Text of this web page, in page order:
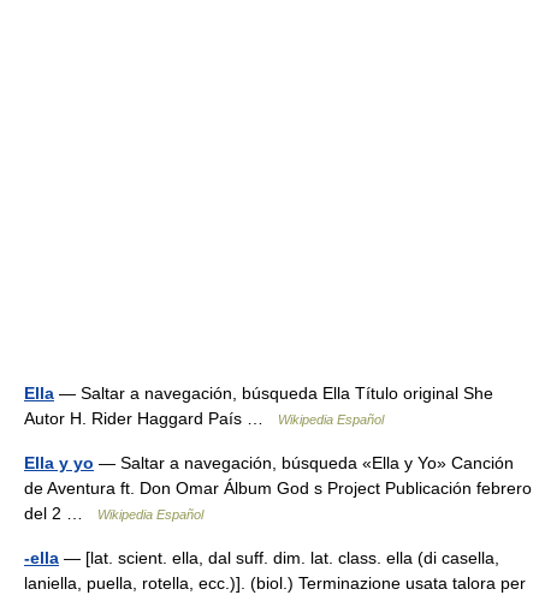
Ella — Saltar a navegación, búsqueda Ella Título original She
Autor H. Rider Haggard País …
Wikipedia Español
Ella y yo — Saltar a navegación, búsqueda «Ella y Yo» Canción
de Aventura ft. Don Omar Álbum God s Project Publicación febrero
del 2 …
Wikipedia Español
-ella — [lat. scient. ella, dal suff. dim. lat. class. ella (di casella,
laniella, puella, rotella, ecc.)]. (biol.) Terminazione usata talora per